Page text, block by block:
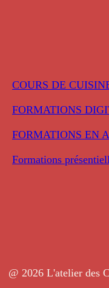
COURS DE
FORMATIONS
FORMATIONS EN
Formations
@ 2026 L'atelier des